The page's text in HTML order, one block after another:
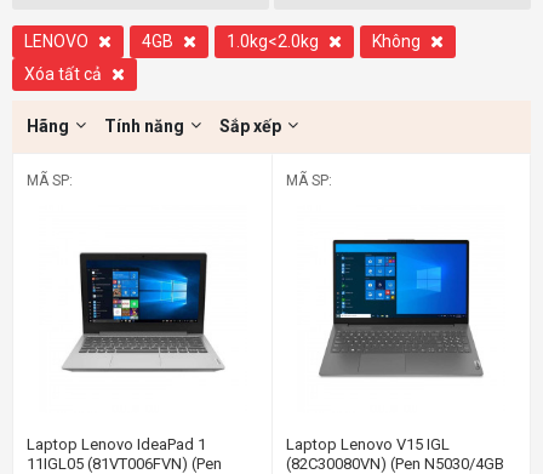
LENOVO 4GB 1.0kg<2.0kg
Không
Xóa tất cả
Hãng Tính năng Sắp xếp
MÃ SP:
Laptop Lenovo IdeaPad 1
11IGL05 (81VT006FVN) (Pen
MÃ SP:
Laptop Lenovo V15 IGL
(82C30080VN) (Pen N5030/4GB